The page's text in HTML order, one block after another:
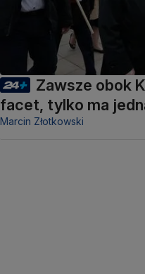
Zawsze obok
facet, tylko ma
Marcin Złotkowski